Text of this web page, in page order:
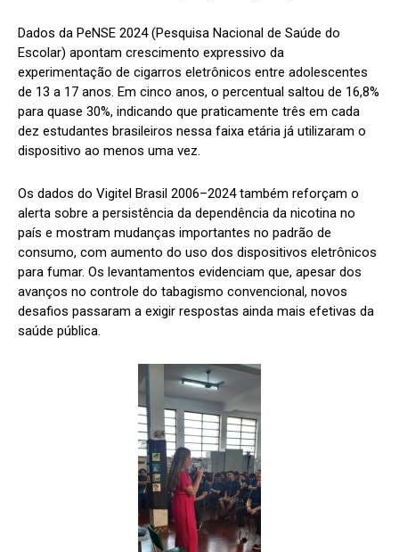
Dados da PeNSE 2024 (Pesquisa Nacional de Saúde do
Escolar) apontam crescimento expressivo da
experimentação de cigarros eletrônicos entre adolescentes
de 13 a 17 anos. Em cinco anos, o percentual saltou de 16,8%
para quase 30%, indicando que praticamente três em cada
dez estudantes brasileiros nessa faixa etária já utilizaram o
dispositivo ao menos uma vez.
Os dados do Vigitel Brasil 2006–2024 também reforçam o
alerta sobre a persistência da dependência da nicotina no
país e mostram mudanças importantes no padrão de
consumo, com aumento do uso dos dispositivos eletrônicos
para fumar. Os levantamentos evidenciam que, apesar dos
avanços no controle do tabagismo convencional, novos
desafios passaram a exigir respostas ainda mais efetivas da
saúde pública.